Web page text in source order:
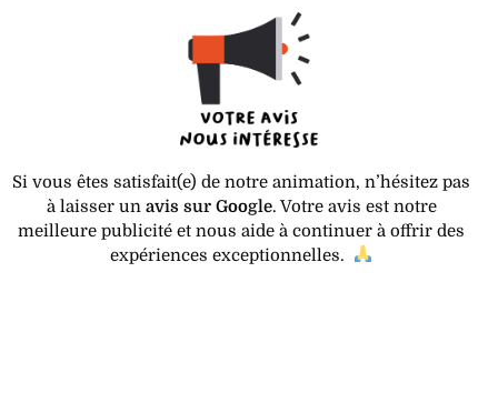
Si vous êtes satisfait(e) de notre animation, n’hésitez pas
à laisser un avis sur Google. Votre avis est notre
meilleure publicité et nous aide à continuer à offrir des
expériences exceptionnelles.